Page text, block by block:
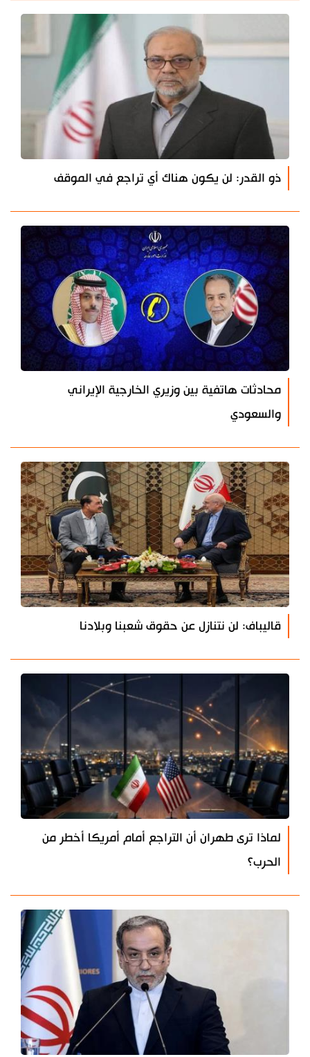
ذو القدر: لن يكون هناك أي تراجع في الموقف
محادثات هاتفية بين وزيري الخارجية الإيراني
والسعودي
قاليباف: لن نتنازل عن حقوق شعبنا وبلادنا
لماذا ترى طهران أن التراجع أمام أمريكا أخطر من
الحرب؟